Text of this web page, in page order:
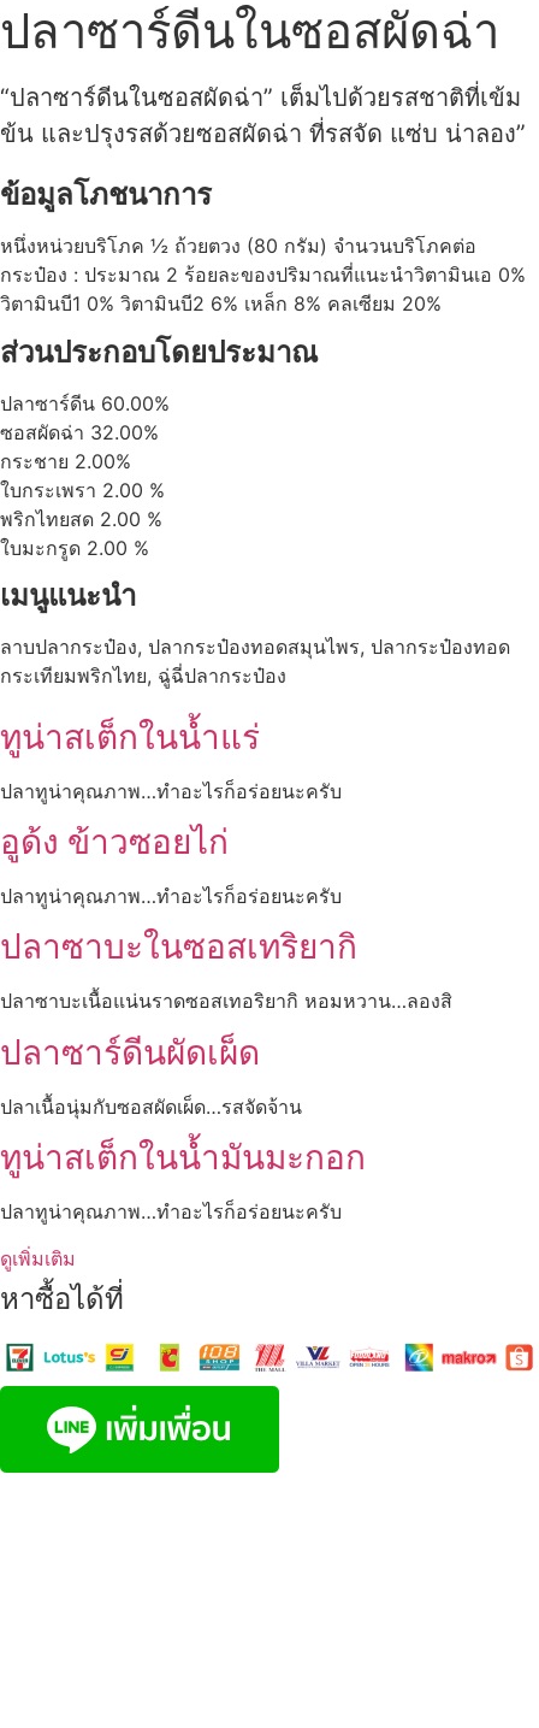
ปลาซาร์ดีนในซอสผัดฉ่า
“ปลาซาร์ดีนในซอสผัดฉ่า” เต็มไปด้วยรสชาติที่เข้ม
ข้น และปรุงรสด้วยซอสผัดฉ่า ที่รสจัด แซ่บ น่าลอง”
ข้อมูลโภชนาการ
หนึ่งหน่วยบริโภค ½ ถ้วยตวง (80 กรัม) จำนวนบริโภคต่อ
กระป๋อง : ประมาณ 2 ร้อยละของปริมาณที่แนะนำวิตามินเอ 0%
วิตามินบี1 0% วิตามินบี2 6% เหล็ก 8% คลเซียม 20%
ส่วนประกอบโดยประมาณ
ปลาซาร์ดีน 60.00%
ซอสผัดฉ่า 32.00%
กระชาย 2.00%
ใบกระเพรา 2.00 %
พริกไทยสด 2.00 %
ใบมะกรูด 2.00 %
เมนูแนะนำ
ลาบปลากระป๋อง, ปลากระป๋องทอดสมุนไพร, ปลากระป๋องทอด
กระเทียมพริกไทย, ฉู่ฉี่ปลากระป๋อง
ทูน่าสเต็กในน้ำแร่
ปลาทูน่าคุณภาพ…ทำอะไรก็อร่อยนะครับ
อูด้ง ข้าวซอยไก่
ปลาทูน่าคุณภาพ…ทำอะไรก็อร่อยนะครับ
ปลาซาบะในซอสเทริยากิ
ปลาซาบะเนื้อแน่นราดซอสเทอริยากิ หอมหวาน…ลองสิ
ปลาซาร์ดีนผัดเผ็ด
ปลาเนื้อนุ่มกับซอสผัดเผ็ด…รสจัดจ้าน
ทูน่าสเต็กในน้ำมันมะกอก
ปลาทูน่าคุณภาพ…ทำอะไรก็อร่อยนะครับ
ดูเพิ่มเติม
หาซื้อได้ที่